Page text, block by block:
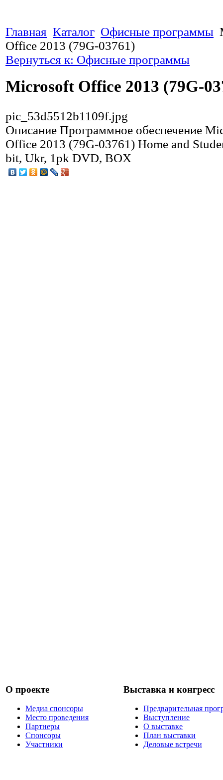
Главная Каталог Офисные программы
Office 2013 (79G-03761)
Вернуться к: Офисные программы
Microsoft Office 2013 (79G-
pic_53d5512b1109f.jpg
Описание Программное обеспечение
Office 2013 (79G-03761) Home and
bit, Ukr, 1pk DVD, BOX
О проекте
Медиа спонсоры
Место проведения
Партнеры
Спонсоры
Участники
Выставка и конгресс
Предварительная
Выступление
О выставке
План выставки
Деловые встречи